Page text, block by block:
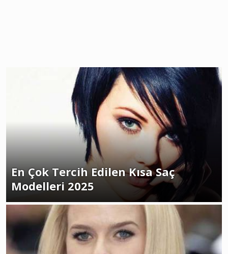
En Çok Tercih Edilen Kısa Saç
Modelleri 2025